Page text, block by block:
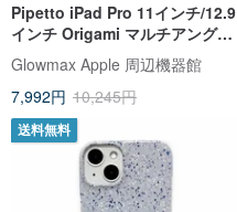
Pipetto iPad Pro 11インチ/12.9
インチ Origami マルチアングル
多機能保護ケース
Glowmax Apple 周辺機器館
7,992円 10,245円
送料無料